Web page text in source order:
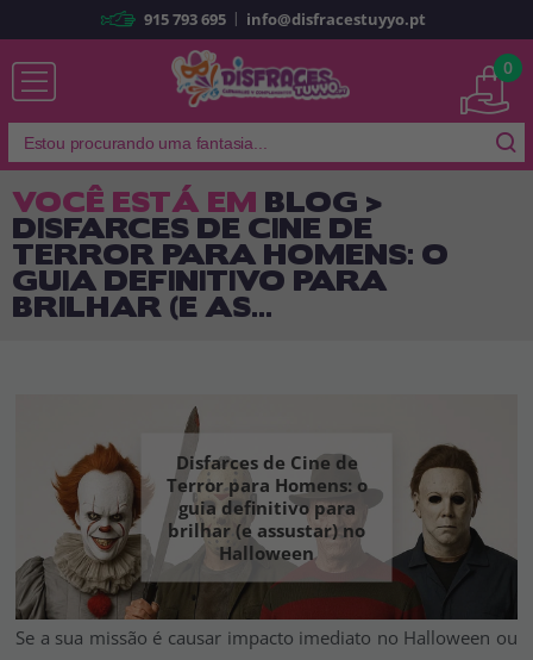
Já sou cliente
Lembrar-me Esqueceu sua senha?
ENTRAR
Sou novo
Ao criar uma conta emdisfracestuyyo.pt, você poderá fazer suas
compras rapidamente em nossa loja virtual, verificar o status de seus
pedidos e consultar suas operações anteriores.
Vá em frente! Estávamos esperando por você.
CRIAR CONTA
915 793 695 | info@disfracestuyyo.pt
0
VOCÊ ESTÁ EM BLOG >
DISFARCES DE CINE DE
TERROR PARA HOMENS: O
GUIA DEFINITIVO PARA
BRILHAR (E AS...
Disfarces de Cine de
Terror para Homens: o
guia definitivo para
brilhar (e assustar) no
Halloween
Se a sua missão é causar impacto imediato no Halloween ou